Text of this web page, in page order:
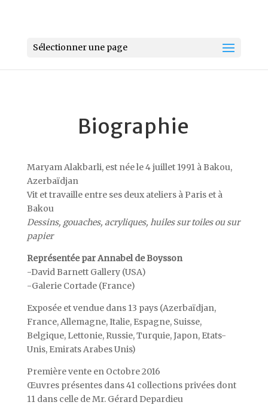
Sélectionner une page
Biographie
Maryam Alakbarli, est née le 4 juillet 1991 à Bakou,
Azerbaïdjan
Vit et travaille entre ses deux ateliers à Paris et à
Bakou
Dessins, gouaches, acryliques, huiles sur toiles ou sur
papier
Représentée par Annabel de Boysson
-David Barnett Gallery (USA)
-Galerie Cortade (France)
Exposée et vendue dans 13 pays (Azerbaïdjan,
France, Allemagne, Italie, Espagne, Suisse,
Belgique, Lettonie, Russie, Turquie, Japon, Etats-
Unis, Emirats Arabes Unis)
Première vente en Octobre 2016
Œuvres présentes dans 41 collections privées dont
11 dans celle de Mr. Gérard Depardieu